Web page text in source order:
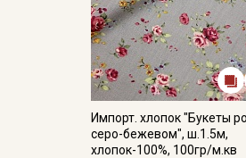
Импорт. хлопок "Букеты
серо-бежевом", ш.1.5м,
хлопок-100%, 100гр/м.кв